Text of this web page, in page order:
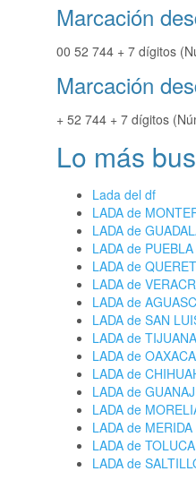
Marcación
00 52 744 + 7 dígitos
Marcación
+ 52 744 + 7 dígitos
Lo más
Lada del df
LADA de
LADA de
LADA de PUEBLA
LADA de
LADA de
LADA de
LADA de SAN
LADA de TIJUANA
LADA de
LADA de
LADA de
LADA de
LADA de MERIDA
LADA de TOLUCA
LADA de